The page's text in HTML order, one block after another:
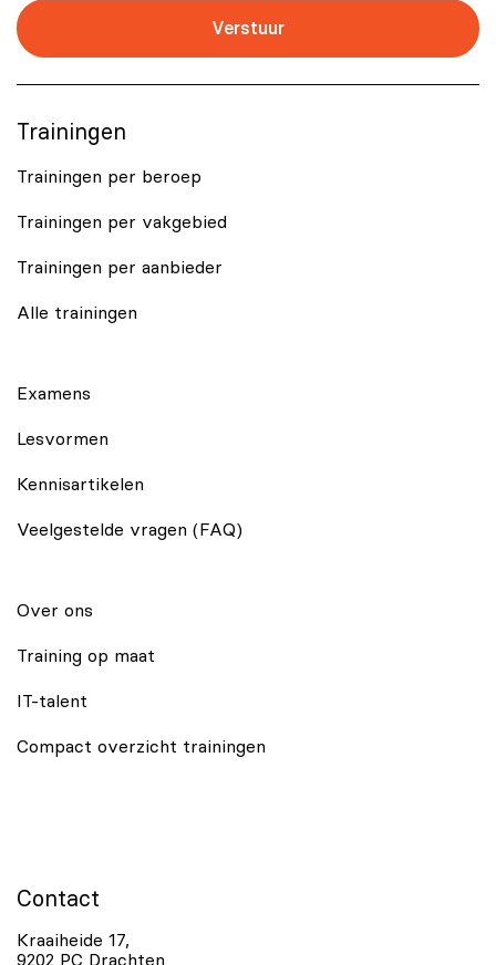
Verstuur
Trainingen
Trainingen per beroep
Trainingen per vakgebied
Trainingen per aanbieder
Alle trainingen
Examens
Lesvormen
Kennisartikelen
Veelgestelde vragen (FAQ)
Over ons
Training op maat
IT-talent
Compact overzicht trainingen
Contact
Kraaiheide 17,
9202 PC Drachten